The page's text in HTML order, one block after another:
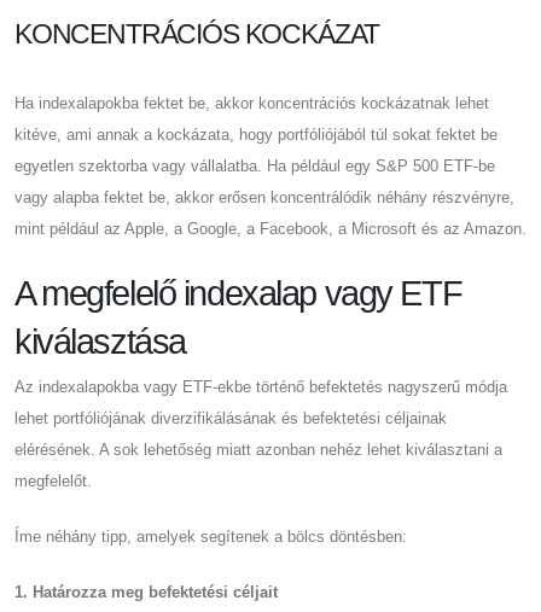
KONCENTRÁCIÓS KOCKÁZAT
Ha indexalapokba fektet be, akkor koncentrációs kockázatnak lehet
kitéve, ami annak a kockázata, hogy portfóliójából túl sokat fektet be
egyetlen szektorba vagy vállalatba. Ha például egy S&P 500 ETF-be
vagy alapba fektet be, akkor erősen koncentrálódik néhány részvényre,
mint például az Apple, a Google, a Facebook, a Microsoft és az Amazon.
A megfelelő indexalap vagy ETF
kiválasztása
Az indexalapokba vagy ETF-ekbe történő befektetés nagyszerű módja
lehet portfóliójának diverzifikálásának és befektetési céljainak
elérésének. A sok lehetőség miatt azonban nehéz lehet kiválasztani a
megfelelőt.
Íme néhány tipp, amelyek segítenek a bölcs döntésben:
1. Határozza meg befektetési céljait